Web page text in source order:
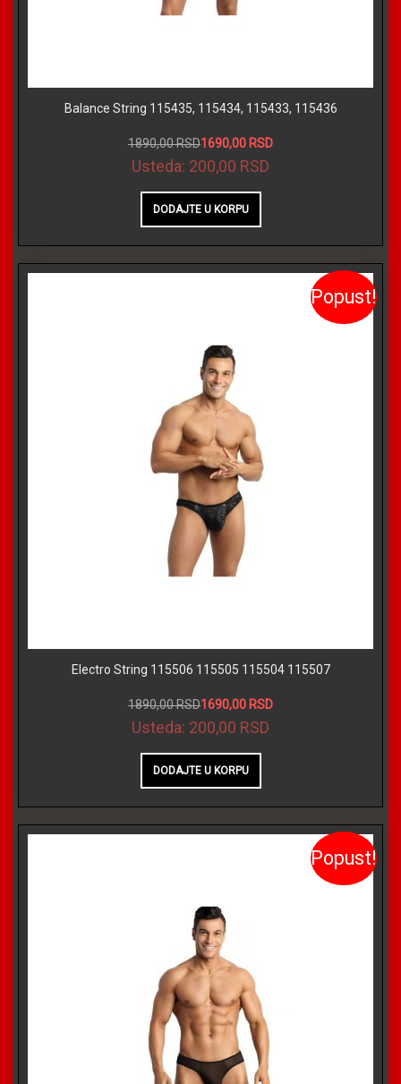
Balance String 115435, 115434, 115433, 115436
1890,00 RSD1690,00 RSD
Usteda: 200,00 RSD
Popust!
Electro String 115506 115505 115504 115507
1890,00 RSD1690,00 RSD
Usteda: 200,00 RSD
Popust!